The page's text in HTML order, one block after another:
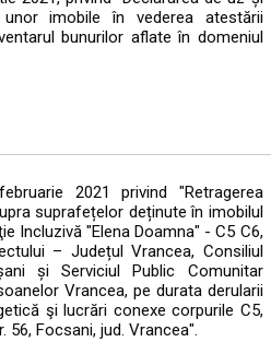
imobile în vederea atestării
bunurilor aflate în domeniul
2021 privind "Retragerea
suprafețelor deținute în imobilul
Incluzivă "Elena Doamna" - C5 C6,
– Județul Vrancea, Consiliul
și Serviciul Public Comunitar
Vrancea, pe durata derularii
şi lucrări conexe corpurile C5,
56, Focsani, jud. Vrancea".